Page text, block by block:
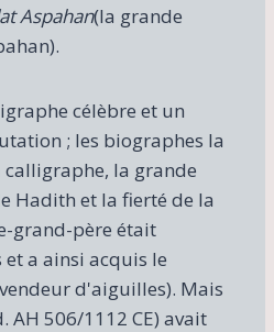
Aspahan(la grande
célèbre et un
; les biographes la
la grande
Hadith et la fierté de la
grand-père était
a ainsi acquis le
d'aiguilles). Mais
AH 506/1112 CE) avait